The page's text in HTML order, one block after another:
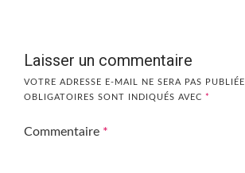
Laisser un commentaire
VOTRE ADRESSE E-MAIL NE SERA PAS PUBLIÉE.
OBLIGATOIRES SONT INDIQUÉS AVEC *
Commentaire *